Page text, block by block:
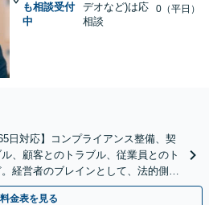
も相談受付
中
デオなど)は応
相談
0（平日）
日対応】コンプライアンス整備、契
、顧客とのトラブル、従業員とのト
経営者のブレインとして、法的側面
。【初回相談無料】
料金表を見る